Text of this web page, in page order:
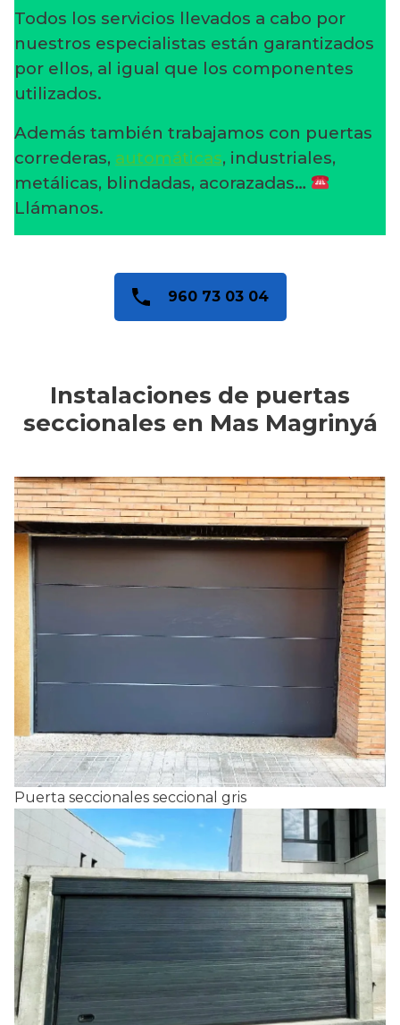
Todos los servicios llevados a cabo por
nuestros especialistas están garantizados
por ellos, al igual que los componentes
utilizados.
Además también trabajamos con puertas
correderas, automáticas, industriales,
metálicas, blindadas, acorazadas…
Llámanos.
960 73 03 04
Instalaciones de puertas
seccionales en Mas Magrinyá
Puerta seccionales seccional gris